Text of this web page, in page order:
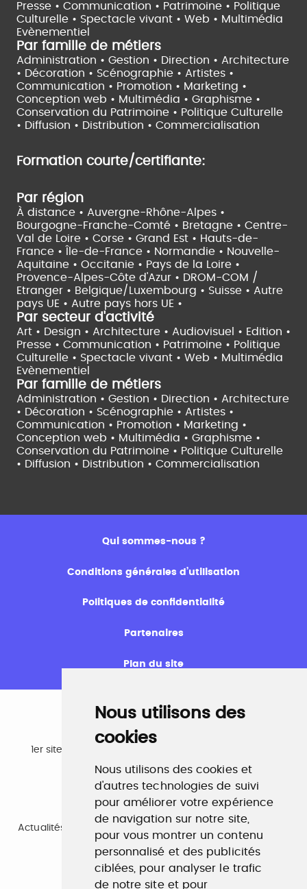
Nous utilisons des
cookies
Nous utilisons des cookies et
d'autres technologies de suivi
pour améliorer votre expérience
de navigation sur notre site,
pour vous montrer un contenu
personnalisé et des publicités
ciblées, pour analyser le trafic
de notre site et pour
Presse • Communication • Patrimoine • Politique
Culturelle • Spectacle vivant • Web • Multimédia
Evènementiel
Par famille de métiers
Administration • Gestion • Direction • Architecture
• Décoration • Scénographie • Artistes •
Communication • Promotion • Marketing •
Conception web • Multimédia • Graphisme •
Conservation du Patrimoine • Politique Culturelle
• Diffusion • Distribution • Commercialisation
Formation courte/certifiante:
Par région
À distance • Auvergne-Rhône-Alpes •
Bourgogne-Franche-Comté • Bretagne • Centre-
Val de Loire • Corse • Grand Est • Hauts-de-
France •
Île-de-France • Normandie • Nouvelle-
Aquitaine • Occitanie • Pays de la Loire •
Provence-Alpes-Côte d'Azur • DROM-COM /
Etranger • Belgique/Luxembourg • Suisse • Autre
pays UE • Autre pays hors UE •
Par secteur d'activité
Art • Design • Architecture • Audiovisuel • Edition •
Presse • Communication • Patrimoine • Politique
Culturelle • Spectacle vivant • Web • Multimédia
Evènementiel
Par famille de métiers
Administration • Gestion • Direction • Architecture
• Décoration • Scénographie • Artistes •
Communication • Promotion • Marketing •
Conception web • Multimédia • Graphisme •
Conservation du Patrimoine • Politique Culturelle
• Diffusion • Distribution • Commercialisation
Qui sommes-nous ?
Conditions générales d’utilisation
Politiques de confidentialité
Partenaires
Plan du site
Emploi
1er site emploi du secteur culturel 784.000 visites et
www.profilculture.com
Formation
Actualités, guide et annuaire des formations aux métiers
de la culture.
www.profilculture-formation.com